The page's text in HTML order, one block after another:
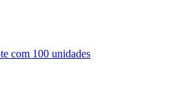
com 100 unidades